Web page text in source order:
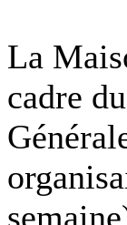
La
cadre